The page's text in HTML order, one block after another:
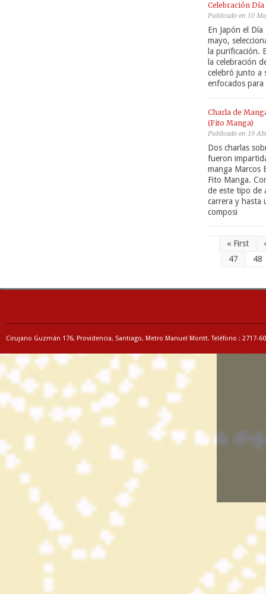
Celebración Día
Publicado en 10
En Japón el
mayo,
la purificación.
la celebración
celebró junto a
enfocados
Charla de
(Fito Manga)
Publicado en 19
Dos charlas
fueron
manga Marcos
Fito Manga.
de este tipo de
carrera y hasta
composi
« First
47
48
Cirujano Guzmán 176, Providencia, Santiago, Metro Manuel Montt. Teléfono : 2717-